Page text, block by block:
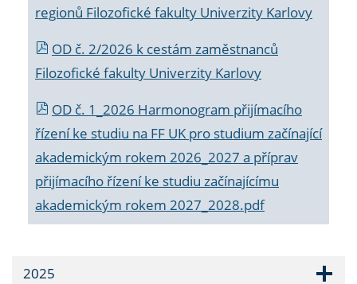
regionů Filozofické fakulty Univerzity Karlovy
OD č. 2/2026 k cestám zaměstnanců
Filozofické fakulty Univerzity Karlovy
OD č. 1_2026 Harmonogram přijímacího
řízení ke studiu na FF UK pro studium začínající
akademickým rokem 2026_2027 a příprav
přijímacího řízení ke studiu začínajícímu
akademickým rokem 2027_2028.pdf
2025